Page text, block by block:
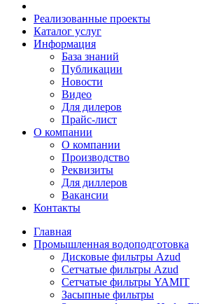
Реализованные проекты
Каталог услуг
Информация
База знаний
Публикации
Новости
Видео
Для дилеров
Прайс-лист
О компании
О компании
Производство
Реквизиты
Для диллеров
Вакансии
Контакты
Главная
Промышленная водоподготовка
Дисковые фильтры Azud
Сетчатые фильтры Azud
Сетчатые фильтры YAMIT
Засыпные фильтры